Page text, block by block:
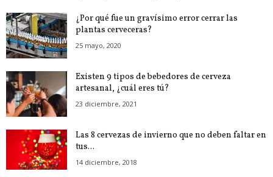
¿Por qué fue un gravísimo error cerrar las
plantas cerveceras?
25 mayo, 2020
Existen 9 tipos de bebedores de cerveza
artesanal, ¿cuál eres tú?
23 diciembre, 2021
Las 8 cervezas de invierno que no deben faltar en
tus...
14 diciembre, 2018